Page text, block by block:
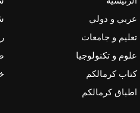
عربي و دولي
تعليم و جامعات
علوم و تكنولوجيا
كتاب كرمالكم
اطباق كرمالكم